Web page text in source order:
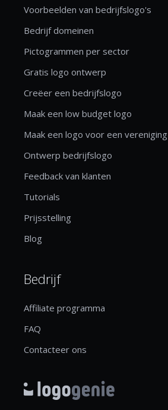
Voorbeelden van bedrijfslogo's
Bedrijf domeinen
Pictogrammen per sector
Gratis logo ontwerp
Creëer een bedrijfslogo
Maak een low budget logo
Maak een logo voor een vereniging
Ontwerp bedrijfslogo
Feedback van klanten
Tutorials
Prijsstelling
Blog
Bedrijf
Affiliate programma
FAQ
Contacteer ons